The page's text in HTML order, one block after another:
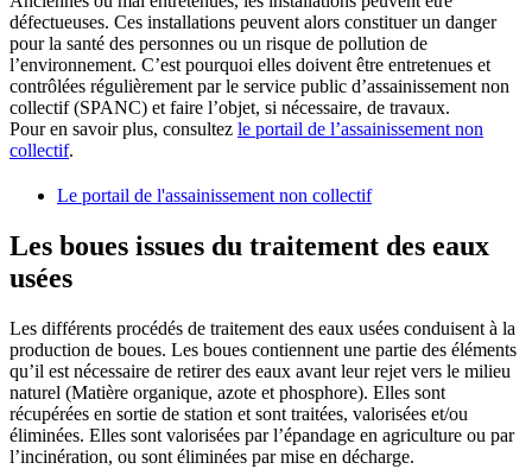
défectueuses. Ces installations peuvent alors constituer un danger
pour la santé des personnes ou un risque de pollution de
l’environnement. C’est pourquoi elles doivent être entretenues et
contrôlées régulièrement par le service public d’assainissement non
collectif (SPANC) et faire l’objet, si nécessaire, de travaux.
Pour en savoir plus, consultez le portail de l’assainissement non
collectif.
Le portail de l'assainissement non collectif
Les boues issues du traitement des eaux
usées
Les différents procédés de traitement des eaux usées conduisent à la
production de boues. Les boues contiennent une partie des éléments
qu’il est nécessaire de retirer des eaux avant leur rejet vers le milieu
naturel (Matière organique, azote et phosphore). Elles sont
récupérées en sortie de station et sont traitées, valorisées et/ou
éliminées. Elles sont valorisées par l’épandage en agriculture ou par
l’incinération, ou sont éliminées par mise en décharge.